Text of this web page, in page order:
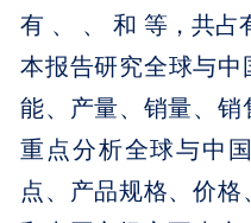
有 、 、 和 等，共占
本报告研究全球与
能、产量、销量、销
重点分析全球与中
点、产品规格、价